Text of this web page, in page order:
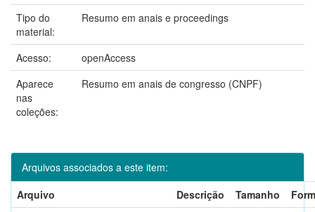
Tipo do
material:
Resumo em anais e proceedings
Acesso:
openAccess
Aparece
nas
coleções:
Resumo em anais de congresso (CNPF)
Arquivos associados a este item:
Arquivo
Descrição Tamanho